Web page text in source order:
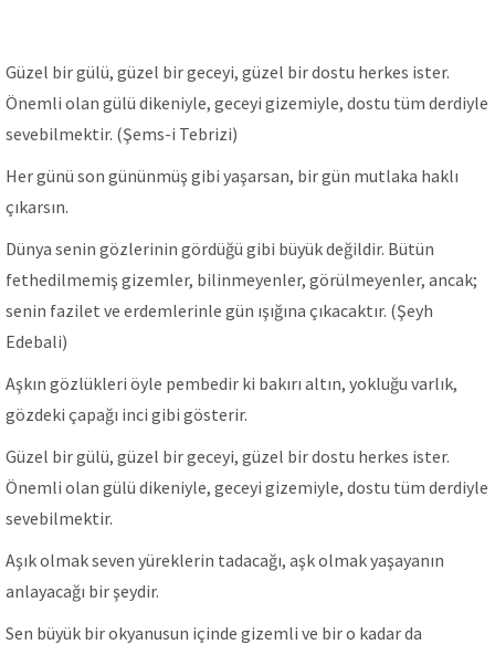
Güzel bir gülü, güzel bir geceyi, güzel bir dostu herkes ister.
Önemli olan gülü dikeniyle, geceyi gizemiyle, dostu tüm derdiyle
sevebilmektir. (Şems-i Tebrizi)
Her günü son gününmüş gibi yaşarsan, bir gün mutlaka haklı
çıkarsın.
Dünya senin gözlerinin gördüğü gibi büyük değildir. Bütün
fethedilmemiş gizemler, bilinmeyenler, görülmeyenler, ancak;
senin fazilet ve erdemlerinle gün ışığına çıkacaktır. (Şeyh
Edebali)
Aşkın gözlükleri öyle pembedir ki bakırı altın, yokluğu varlık,
gözdeki çapağı inci gibi gösterir.
Güzel bir gülü, güzel bir geceyi, güzel bir dostu herkes ister.
Önemli olan gülü dikeniyle, geceyi gizemiyle, dostu tüm derdiyle
sevebilmektir.
Aşık olmak seven yüreklerin tadacağı, aşk olmak yaşayanın
anlayacağı bir şeydir.
Sen büyük bir okyanusun içinde gizemli ve bir o kadar da